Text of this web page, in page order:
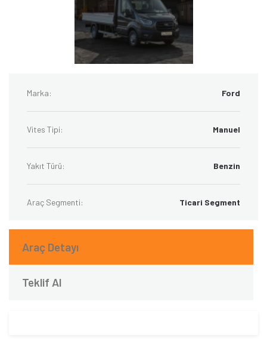
Marka: Ford
Vites Tipi: Manuel
Yakıt Türü: Benzin
Araç Segmenti: Ticari Segment
Araç Detayı
Teklif Al